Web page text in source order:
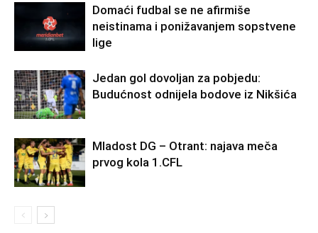
Domaći fudbal se ne afirmiše
neistinama i ponižavanjem sopstvene
lige
Jedan gol dovoljan za pobjedu:
Budućnost odnijela bodove iz Nikšića
Mladost DG – Otrant: najava meča
prvog kola 1.CFL